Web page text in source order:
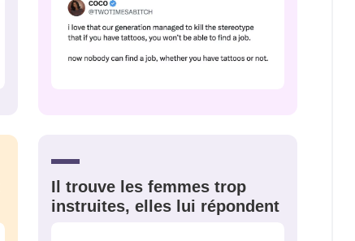
Il trouve les femmes trop
instruites, elles lui répondent